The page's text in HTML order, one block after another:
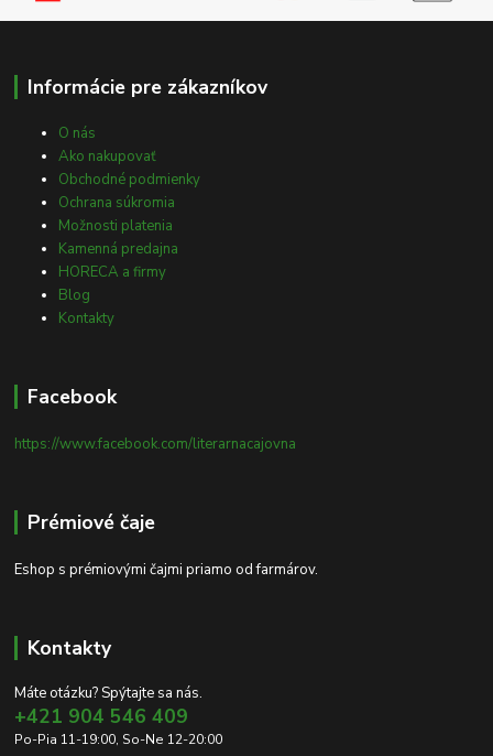
Informácie pre zákazníkov
O nás
Ako nakupovať
Obchodné podmienky
Ochrana súkromia
Možnosti platenia
Kamenná predajna
HORECA a firmy
Blog
Kontakty
Facebook
https://www.facebook.com/literarnacajovna
Prémiové čaje
Eshop s prémiovými čajmi priamo od farmárov.
Kontakty
Máte otázku? Spýtajte sa nás.
+421 904 546 409
Po-Pia 11-19:00, So-Ne 12-20:00